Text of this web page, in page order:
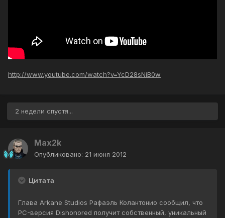
http://www.youtube.com/watch?v=YcD28sNiB0w
2 недели спустя...
Max2k
Опубликовано: 21 июня 2012
Цитата
Глава Arkane Studios Рафаэль Колантонио сообщил, что
PC-версия Dishonored получит собственный, уникальный